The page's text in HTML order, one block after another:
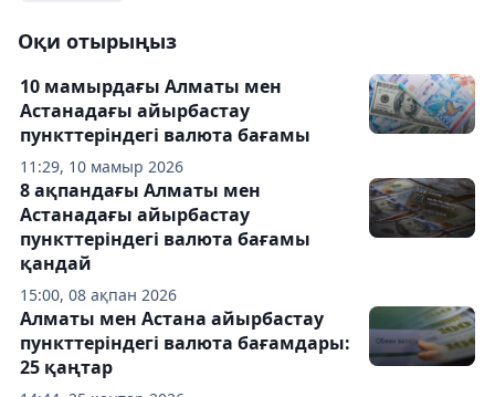
Оқи отырыңыз
11:29, 10 мамыр 2026
10 мамырдағы Алматы мен
Астанадағы айырбастау
пункттеріндегі валюта бағамы
15:00, 08 ақпан 2026
8 ақпандағы Алматы мен
Астанадағы айырбастау
пункттеріндегі валюта бағамы
қандай
Алматы мен Астана айырбастау
пункттеріндегі валюта бағамдары:
25 қаңтар